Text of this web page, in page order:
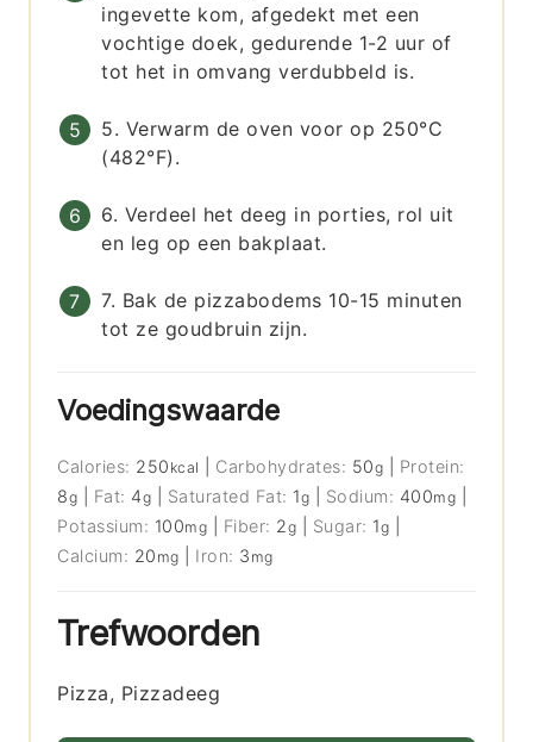
ingevette kom, afgedekt met een
vochtige doek, gedurende 1-2 uur of
tot het in omvang verdubbeld is.
5. Verwarm de oven voor op 250°C
(482°F).
6. Verdeel het deeg in porties, rol uit
en leg op een bakplaat.
7. Bak de pizzabodems 10-15 minuten
tot ze goudbruin zijn.
Voedingswaarde
Calories: 250 kcal Carbohydrates: 50g
Protein:
8g Fat: 4g Saturated Fat: 1g Sodium: 400mg
Potassium: 100mg Fiber: 2g Sugar: 1g
Calcium: 20 mg Iron: 3 mg
Trefwoorden
Pizza, Pizzadeeg